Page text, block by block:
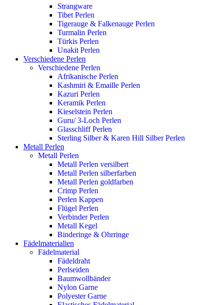
Strangware
Tibet Perlen
Tigerauge & Falkenauge Perlen
Turmalin Perlen
Türkis Perlen
Unakit Perlen
Verschiedene Perlen
Verschiedene Perlen
Afrikanische Perlen
Kashmiri & Emaille Perlen
Kazuri Perlen
Keramik Perlen
Kieselstein Perlen
Guru/ 3-Loch Perlen
Glasschliff Perlen
Sterling Silber & Karen Hill Silber Perlen
Metall Perlen
Metall Perlen
Metall Perlen versilbert
Metall Perlen silberfarben
Metall Perlen goldfarben
Crimp Perlen
Perlen Kappen
Flügel Perlen
Verbinder Perlen
Metall Kegel
Binderinge & Ohrringe
Fädelmaterialien
Fädelmaterial
Fädeldraht
Perlseiden
Baumwollbänder
Nylon Garne
Polyester Garne